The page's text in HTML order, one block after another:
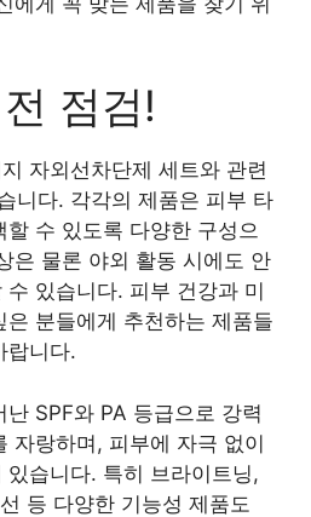
점검!
자외선차단제 세트와 관련
니다. 각각의 제품은 피부 타
수 있도록 다양한 구성으
은 물론 야외 활동 시에도 안
있습니다. 피부 건강과 미
분들에게 추천하는 제품들
랍니다.
SPF와 PA 등급으로 강력
자랑하며, 피부에 자극 없이
습니다. 특히 브라이트닝,
등 다양한 기능성 제품도